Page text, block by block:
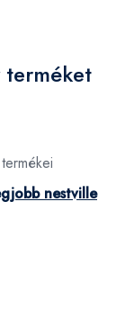
nestville